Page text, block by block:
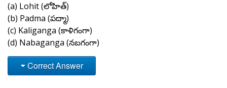
(a) Lohit (లోహిత్)
(b) Padma (పద్మా)
(c) Kaliganga (కాళిగంగా)
(d) Nabaganga (నబగంగా)
Correct Answer